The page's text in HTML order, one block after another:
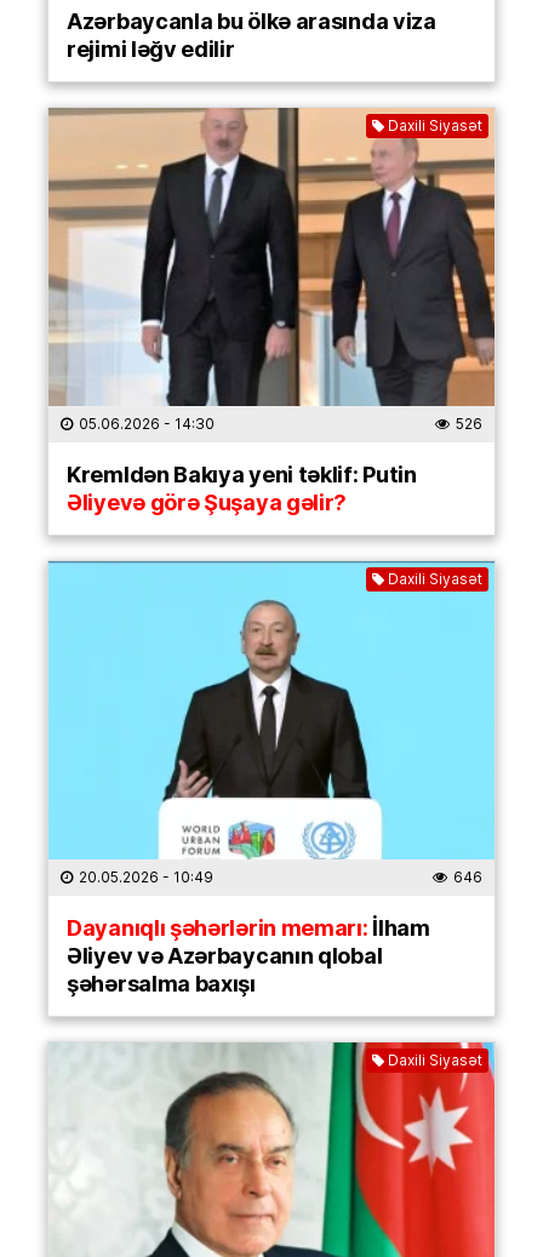
Azərbaycanla bu ölkə arasında viza
rejimi ləğv edilir
Daxili Siyasət
05.06.2026 - 14:30 526
Kremldən Bakıya yeni təklif: Putin
Əliyevə görə Şuşaya gəlir?
Daxili Siyasət
20.05.2026 - 10:49 646
Dayanıqlı şəhərlərin memarı:İlham
Əliyev və Azərbaycanın qlobal
şəhərsalma baxışı
Daxili Siyasət